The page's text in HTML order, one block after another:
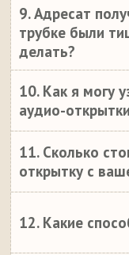
9. Адресат
трубке были
делать?
10. Как я могу
аудио-
11. Сколько
открытку с
12. Какие